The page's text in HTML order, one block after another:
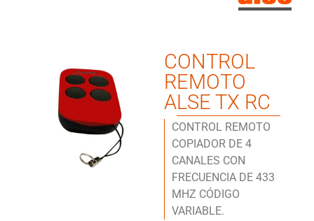
CONTROL
REMOTO
ALSE TX RC
CONTROL REMOTO
COPIADOR DE 4
CANALES CON
FRECUENCIA DE 433
MHZ CÓDIGO
VARIABLE.